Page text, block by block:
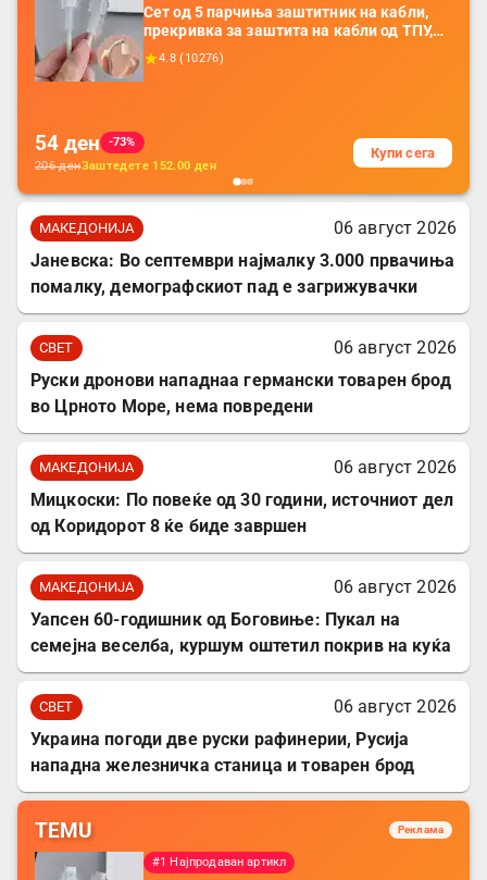
Сет од 5 парчиња заштитник на кабли,
прекривка за заштита на кабли од ТПУ,
додатоци за заштита на кабли, без
батерија, за мобилни телефони, комплет
4.8 (10276)
54 ден
-73%
206денЗаштедете 152.00 ден
Купи сега
МАКЕДОНИЈА
06 август 2026
Јаневска: Во септември најмалку 3.000 првачиња
помалку, демографскиот пад е загрижувачки
СВЕТ
06 август 2026
Руски дронови нападнаа германски товарен брод
во Црното Море, нема повредени
МАКЕДОНИЈА
06 август 2026
Мицкоски: По повеќе од 30 години, источниот дел
од Коридорот 8 ќе биде завршен
МАКЕДОНИЈА
06 август 2026
Уапсен 60-годишник од Боговиње: Пукал на
семејна веселба, куршум оштетил покрив на куќа
СВЕТ
06 август 2026
Украина погоди две руски рафинерии, Русија
нападна железничка станица и товарен брод
TEMU Реклама
#1 Најпродаван артикл